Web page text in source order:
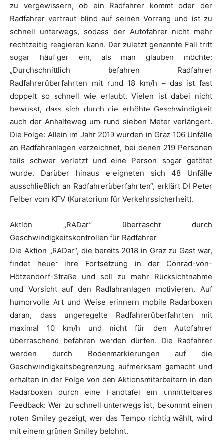
zu vergewissern, ob ein Radfahrer kommt oder der
Radfahrer vertraut blind auf seinen Vorrang und ist zu
schnell unterwegs, sodass der Autofahrer nicht mehr
rechtzeitig reagieren kann. Der zuletzt genannte Fall tritt
sogar häufiger ein, als man glauben möchte:
„Durchschnittlich befahren Radfahrer
Radfahrerüberfahrten mit rund 18 km/h – das ist fast
doppelt so schnell wie erlaubt. Vielen ist dabei nicht
bewusst, dass sich durch die erhöhte Geschwindigkeit
auch der Anhalteweg um rund sieben Meter verlängert.
Die Folge: Allein im Jahr 2019 wurden in Graz 106 Unfälle
an Radfahranlagen verzeichnet, bei denen 219 Personen
teils schwer verletzt und eine Person sogar getötet
wurde. Darüber hinaus ereigneten sich 48 Unfälle
ausschließlich an Radfahrerüberfahrten“, erklärt DI Peter
Felber vom KFV (Kuratorium für Verkehrssicherheit).
Aktion „RADar“ überrascht durch
Geschwindigkeitskontrollen für Radfahrer
Die Aktion „RADar“, die bereits 2018 in Graz zu Gast war,
findet heuer ihre Fortsetzung in der Conrad-von-
Hötzendorf-Straße und soll zu mehr Rücksichtnahme
und Vorsicht auf den Radfahranlagen motivieren. Auf
humorvolle Art und Weise erinnern mobile Radarboxen
daran, dass ungeregelte Radfahrerüberfahrten mit
maximal 10 km/h und nicht für den Autofahrer
überraschend befahren werden dürfen. Die Radfahrer
werden durch Bodenmarkierungen auf die
Geschwindigkeitsbegrenzung aufmerksam gemacht und
erhalten in der Folge von den Aktionsmitarbeitern in den
Radarboxen durch eine Handtafel ein unmittelbares
Feedback: Wer zu schnell unterwegs ist, bekommt einen
roten Smiley gezeigt, wer das Tempo richtig wählt, wird
mit einem grünen Smiley belohnt.